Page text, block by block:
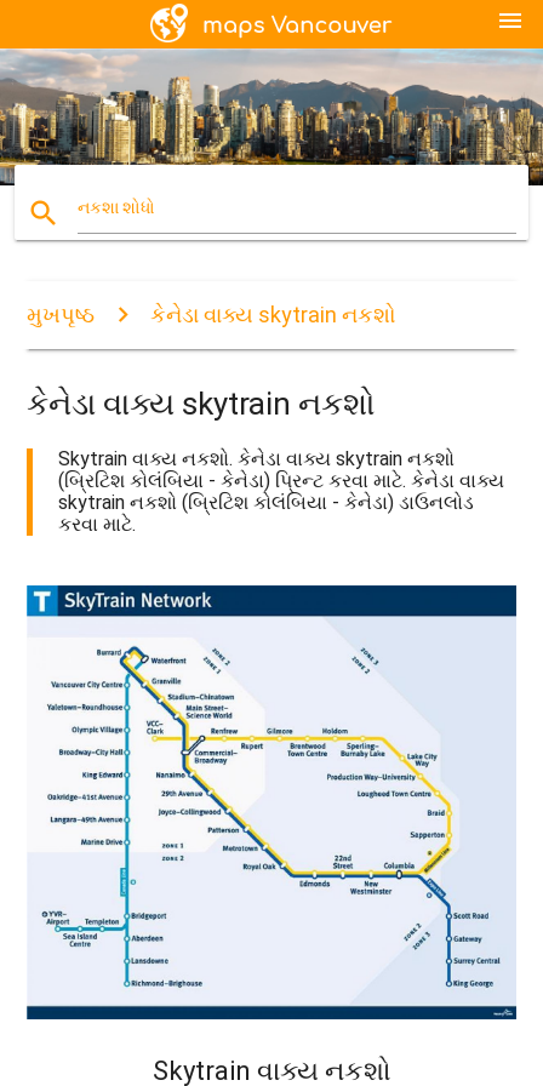
menu
search નકશા શોધો
મુખપૃષ્ઠ કેનેડા વાક્ય skytrain નકશો
કેનેડા વાક્ય skytrain નકશો
Skytrain વાક્ય નકશો. કેનેડા વાક્ય skytrain નકશો
(બ્રિટિશ કોલંબિયા - કેનેડા) પ્રિન્ટ કરવા માટે. કેનેડા વાક્ય
skytrain નકશો (બ્રિટિશ કોલંબિયા - કેનેડા) ડાઉનલોડ
કરવા માટે.
Skytrain વાક્ય નકશો